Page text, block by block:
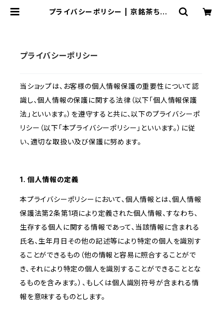
プライバシーポリシー | 京銘茶ちきり
プライバシーポリシー
当ショップは、お客様の個人情報保護の重要性について認
識し、個人情報の保護に関する法律（以下「個人情報保護
法」といいます。）を遵守すると共に、以下のプライバシーポ
リシー（以下「本プライバシーポリシー」といいます。）に従
い、適切な取扱い及び保護に努めます。
1. 個人情報の定義
本プライバシーポリシーにおいて、個人情報とは、個人情報
保護法第2条第1項により定義された個人情報、すなわち、
生存する個人に関する情報であって、当該情報に含まれる
氏名、生年月日その他の記述等により特定の個人を識別す
ることができるもの（他の情報と容易に照合することがで
き、それにより特定の個人を識別することができることとな
るものを含みます。）、もしくは個人識別符号が含まれる情
報を意味するものとします。